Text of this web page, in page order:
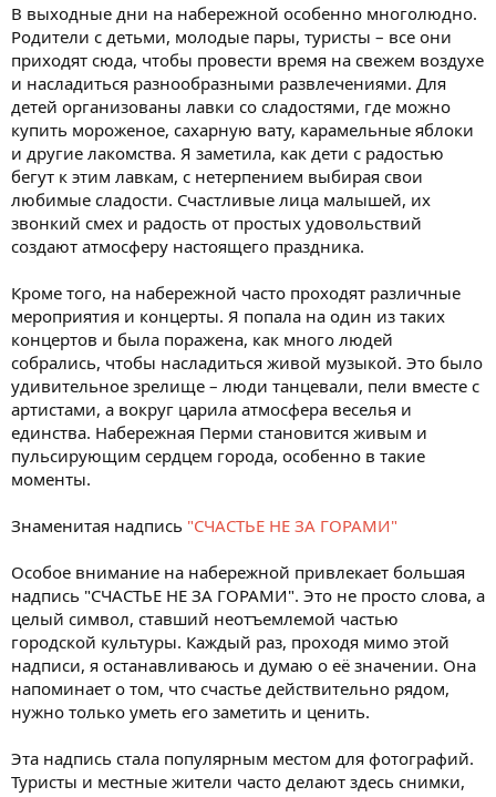
В выходные дни на набережной особенно многолюдно.
Родители с детьми, молодые пары, туристы – все они
приходят сюда, чтобы провести время на свежем воздухе
и насладиться разнообразными развлечениями. Для
детей организованы лавки со сладостями, где можно
купить мороженое, сахарную вату, карамельные яблоки
и другие лакомства. Я заметила, как дети с радостью
бегут к этим лавкам, с нетерпением выбирая свои
любимые сладости. Счастливые лица малышей, их
звонкий смех и радость от простых удовольствий
создают атмосферу настоящего праздника.
Кроме того, на набережной часто проходят различные
мероприятия и концерты. Я попала на один из таких
концертов и была поражена, как много людей
собрались, чтобы насладиться живой музыкой. Это было
удивительное зрелище – люди танцевали, пели вместе с
артистами, а вокруг царила атмосфера веселья и
единства. Набережная Перми становится живым и
пульсирующим сердцем города, особенно в такие
моменты.
Знаменитая надпись "СЧАСТЬЕ НЕ ЗА ГОРАМИ"
Особое внимание на набережной привлекает большая
надпись "СЧАСТЬЕ НЕ ЗА ГОРАМИ". Это не просто слова, а
целый символ, ставший неотъемлемой частью
городской культуры. Каждый раз, проходя мимо этой
надписи, я останавливаюсь и думаю о её значении. Она
напоминает о том, что счастье действительно рядом,
нужно только уметь его заметить и ценить.
Эта надпись стала популярным местом для фотографий.
Туристы и местные жители часто делают здесь снимки,